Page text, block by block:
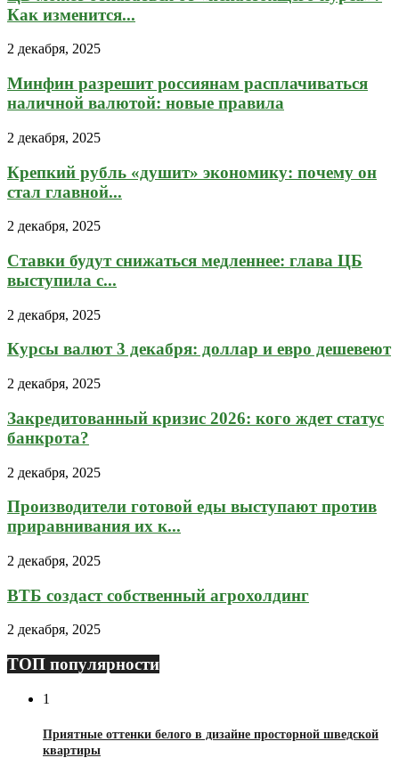
Как изменится...
2 декабря, 2025
Минфин разрешит россиянам расплачиваться
наличной валютой: новые правила
2 декабря, 2025
Крепкий рубль «душит» экономику: почему он
стал главной...
2 декабря, 2025
Ставки будут снижаться медленнее: глава ЦБ
выступила с...
2 декабря, 2025
Курсы валют 3 декабря: доллар и евро дешевеют
2 декабря, 2025
Закредитованный кризис 2026: кого ждет статус
банкрота?
2 декабря, 2025
Производители готовой еды выступают против
приравнивания их к...
2 декабря, 2025
ВТБ создаст собственный агрохолдинг
2 декабря, 2025
ТОП популярности
1
Приятные оттенки белого в дизайне просторной шведской
квартиры